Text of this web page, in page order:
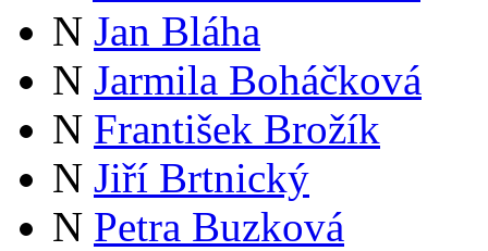
N Jan Bláha
N Jarmila Boháčková
N František Brožík
N Jiří Brtnický
N Petra Buzková